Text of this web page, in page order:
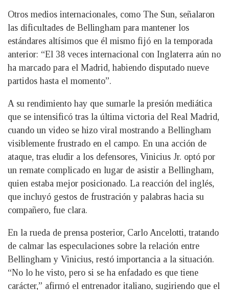
Otros medios internacionales, como The Sun, señalaron
las dificultades de Bellingham para mantener los
estándares altísimos que él mismo fijó en la temporada
anterior: “El 38 veces internacional con Inglaterra aún no
ha marcado para el Madrid, habiendo disputado nueve
partidos hasta el momento”.
A su rendimiento hay que sumarle la presión mediática
que se intensificó tras la última victoria del Real Madrid,
cuando un video se hizo viral mostrando a Bellingham
visiblemente frustrado en el campo. En una acción de
ataque, tras eludir a los defensores, Vinicius Jr. optó por
un remate complicado en lugar de asistir a Bellingham,
quien estaba mejor posicionado. La reacción del inglés,
que incluyó gestos de frustración y palabras hacia su
compañero, fue clara.
En la rueda de prensa posterior, Carlo Ancelotti, tratando
de calmar las especulaciones sobre la relación entre
Bellingham y Vinicius, restó importancia a la situación.
“No lo he visto, pero si se ha enfadado es que tiene
carácter,” afirmó el entrenador italiano, sugiriendo que el